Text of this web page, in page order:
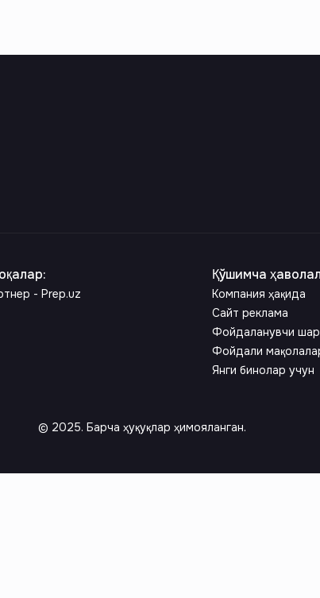
:
- Prep.uz
Қўшимча
Компания ҳақида
Сайт реклама
Фойдаланувчи
Фойдали
Янги бинолар учун
© 2025. Барча ҳуқуқлар ҳимояланган.